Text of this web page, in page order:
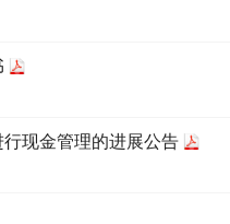
现金管理的进展公告